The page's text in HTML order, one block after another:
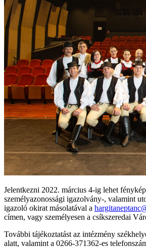
Jelentkezni 2022. március 4-ig lehet
személyazonossági igazolvány-, valamint
igazoló okirat másolatával a
címen, vagy személyesen a csíkszeredai
További tájékoztatást az intézmény
alatt, valamint a 0266-371362-es